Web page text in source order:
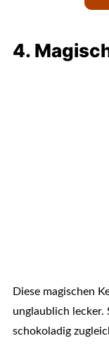
4.
Diese magischen
unglaublich lecker.
schokoladig